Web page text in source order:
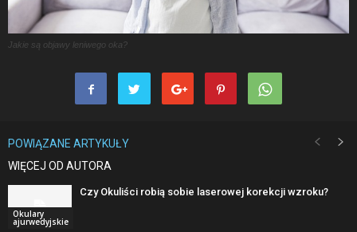
Jakie są objawy leniwego oka?
POWIĄZANE ARTYKUŁY
WIĘCEJ OD AUTORA
Okulary
ajurwedyjskie
Czy Okuliści robią sobie laserowej korekcji wzroku?